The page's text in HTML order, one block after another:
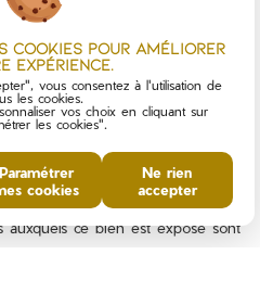
parfait pour une résidence
de maison de vacances situé à
ce bien est exposé sont
: www.georisques.gouv.fr
auxquels ce bien est exposé sont
cookies pour améliorer
expérience.
vous consentez à l'utilisation de
les cookies.
vos choix en cliquant sur
les cookies".
Paramétrer
cookies
Ne rien
accepter